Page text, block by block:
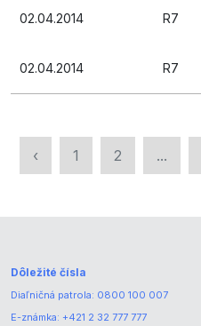
02.04.2014 R7
02.04.2014 R7
‹ 1 2 ...
Dôležité čísla
Diaľničná patrola: 0800 100 007
E-známka: +421 2 32 777 777